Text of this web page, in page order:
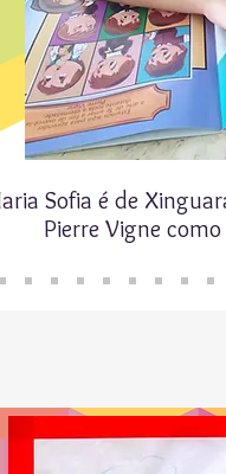
Sofia é de
Pierre Vigne